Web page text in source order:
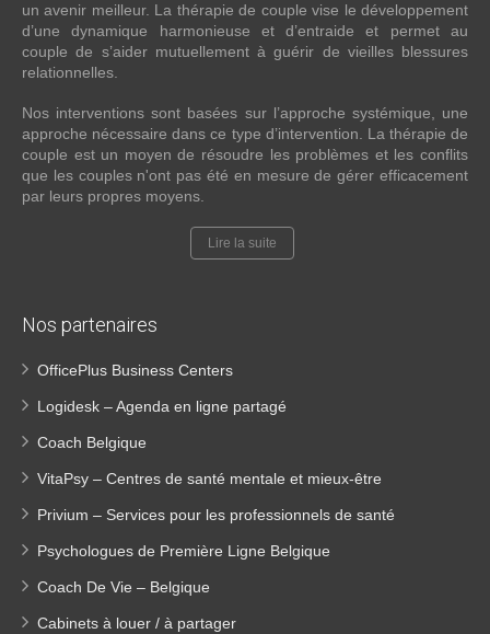
un avenir meilleur. La thérapie de couple vise le développement
d’une dynamique harmonieuse et d’entraide et permet au
couple de s’aider mutuellement à guérir de vieilles blessures
relationnelles.
Nos interventions sont basées sur l’approche systémique, une
approche nécessaire dans ce type d’intervention. La thérapie de
couple est un moyen de résoudre les problèmes et les conflits
que les couples n'ont pas été en mesure de gérer efficacement
par leurs propres moyens.
Lire la suite
Nos partenaires
OfficePlus Business Centers
Logidesk – Agenda en ligne partagé
Coach Belgique
VitaPsy – Centres de santé mentale et mieux-être
Privium – Services pour les professionnels de santé
Psychologues de Première Ligne Belgique
Coach De Vie – Belgique
Cabinets à louer / à partager